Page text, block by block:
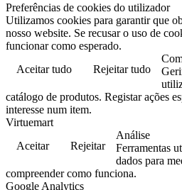
Preferências de cookies do utilizador
Utilizamos cookies para garantir que
nosso website. Se recusar o uso de
funcionar como esperado.
Aceitar tudo
Rejeitar tudo
catálogo de produtos. Registar ações
interesse num item.
Virtuemart
Aceitar
Rejeitar
Análise
Ferramentas
dados para
compreender como funciona.
Google Analytics